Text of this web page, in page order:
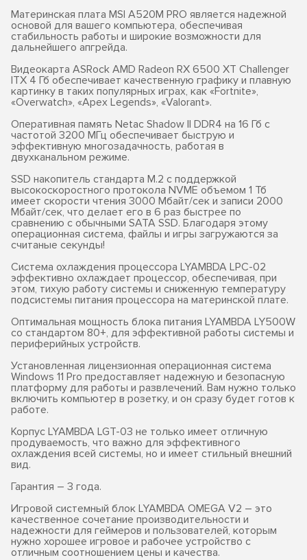
Материнская плата MSI A520M PRO является надежной
основой для вашего компьютера, обеспечивая
стабильность работы и широкие возможности для
дальнейшего апгрейда.
Видеокарта ASRock AMD Radeon RX 6500 XT Challenger
ITX 4 Гб обеспечивает качественную графику и плавную
картинку в таких популярных играх, как «Fortnite»,
«Overwatch», «Apex Legends», «Valorant».
Оперативная память Netac Shadow II DDR4 на 16 Гб с
частотой 3200 МГц обеспечивает быструю и
эффективную многозадачность, работая в
двухканальном режиме.
SSD накопитель стандарта M.2 с поддержкой
высокоскоростного протокола NVME объемом 1 Тб
имеет скорости чтения 3000 Мбайт/сек и записи 2000
Мбайт/сек, что делает его в 6 раз быстрее по
сравнению с обычными SATA SSD. Благодаря этому
операционная система, файлы и игры загружаются за
считаные секунды!
Система охлаждения процессора LYAMBDA LPC-02
эффективно охлаждает процессор, обеспечивая, при
этом, тихую работу системы и сниженную температуру
подсистемы питания процессора на материнской плате.
Оптимальная мощность блока питания LYAMBDA LY500W
со стандартом 80+, для эффективной работы системы и
периферийных устройств.
Установленная лицензионная операционная система
Windows 11 Pro предоставляет надежную и безопасную
платформу для работы и развлечений. Вам нужно только
включить компьютер в розетку, и он сразу будет готов к
работе.
Корпус LYAMBDA LGT-03 не только имеет отличную
продуваемость, что важно для эффективного
охлаждения всей системы, но и имеет стильный внешний
вид.
Гарантия – 3 года.
Игровой системный блок LYAMBDA OMEGA V2 – это
качественное сочетание производительности и
надежности для геймеров и пользователей, которым
нужно хорошее игровое и рабочее устройство с
отличным соотношением цены и качества.